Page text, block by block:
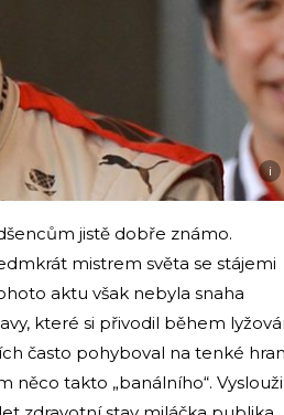
i
jistě dobře známo.
mistrem světa se stájemi
aktu však nebyla snaha
které si přivodil během
často pohyboval na tenké
takto „banálního“.